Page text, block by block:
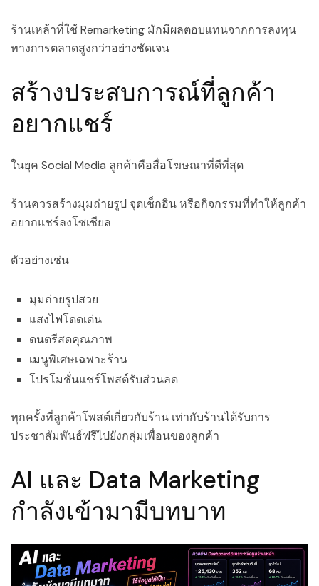
ร้านเหล้าที่ใช้ Remarketing มักมีผลตอบแทนจากการลงทุน
ทางการตลาดสูงกว่าอย่างชัดเจน
สร้างประสบการณ์ที่ลูกค้า
อยากแชร์
ในยุค Social Media ลูกค้าคือสื่อโฆษณาที่ดีที่สุด
ร้านควรสร้างมุมถ่ายรูป จุดเช็กอิน หรือกิจกรรมที่ทำให้ลูกค้า
อยากแชร์ลงโซเชียล
ตัวอย่างเช่น
มุมถ่ายรูปสวย
แสงไฟโดดเด่น
ดนตรีสดคุณภาพ
เมนูพิเศษเฉพาะร้าน
โปรโมชั่นแชร์โพสต์รับส่วนลด
ทุกครั้งที่ลูกค้าโพสต์เกี่ยวกับร้าน เท่ากับร้านได้รับการ
ประชาสัมพันธ์ฟรีไปยังกลุ่มเพื่อนของลูกค้า
AI และ Data Marketing
กำลังเข้ามามีบทบาท